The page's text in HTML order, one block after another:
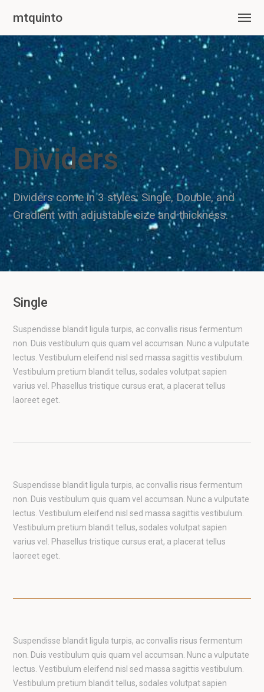
mtquinto
Dividers
Dividers come in 3 styles: Single, Double, and
Gradient with adjustable size and thickness.
Single
Suspendisse blandit ligula turpis, ac convallis risus fermentum
non. Duis vestibulum quis quam vel accumsan. Nunc a vulputate
lectus. Vestibulum eleifend nisl sed massa sagittis vestibulum.
Vestibulum pretium blandit tellus, sodales volutpat sapien
varius vel. Phasellus tristique cursus erat, a placerat tellus
laoreet eget.
Suspendisse blandit ligula turpis, ac convallis risus fermentum
non. Duis vestibulum quis quam vel accumsan. Nunc a vulputate
lectus. Vestibulum eleifend nisl sed massa sagittis vestibulum.
Vestibulum pretium blandit tellus, sodales volutpat sapien
varius vel. Phasellus tristique cursus erat, a placerat tellus
laoreet eget.
Suspendisse blandit ligula turpis, ac convallis risus fermentum
non. Duis vestibulum quis quam vel accumsan. Nunc a vulputate
lectus. Vestibulum eleifend nisl sed massa sagittis vestibulum.
Vestibulum pretium blandit tellus, sodales volutpat sapien